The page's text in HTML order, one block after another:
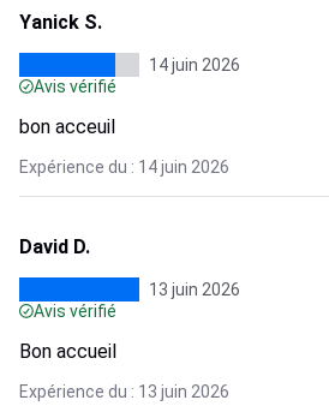
Yanick S.
14 juin 2026
Avis vérifié
bon acceuil
Expérience du : 14 juin 2026
David D.
13 juin 2026
Avis vérifié
Bon accueil
Expérience du : 13 juin 2026